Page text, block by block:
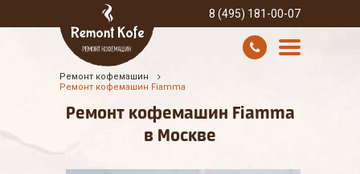
8 (495) 181-00-07
УСЛУГИ И ЦЕНЫ
Ремонт кофемашин
Ремонт кофемашин Fiamma
Ремонт кофемашин Fiamma
в Москве